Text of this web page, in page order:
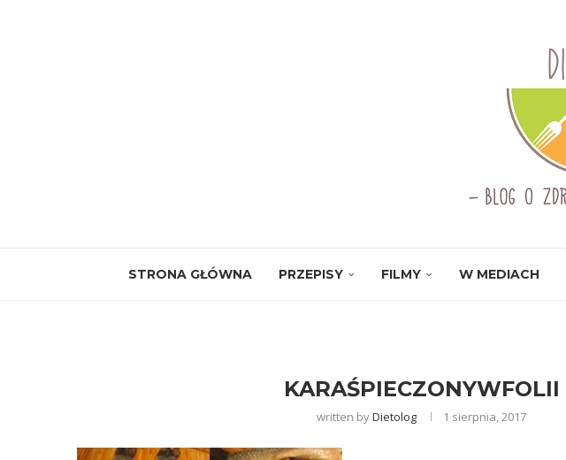
STRONA GŁÓWNA PRZEPISY FILMY W MEDIACH
KARAŚPIECZONYWFOLII
written byDietolog 1 sierpnia, 2017